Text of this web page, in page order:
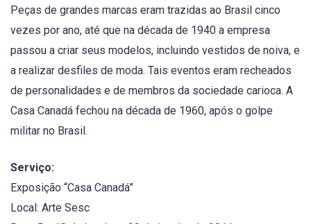
Peças de grandes marcas eram trazidas ao Brasil cinco
vezes por ano, até que na década de 1940 a empresa
passou a criar seus modelos, incluindo vestidos de noiva, e
a realizar desfiles de moda. Tais eventos eram recheados
de personalidades e de membros da sociedade carioca. A
Casa Canadá fechou na década de 1960, após o golpe
militar no Brasil.
Serviço:
Exposição “Casa Canadá”
Local: Arte Sesc